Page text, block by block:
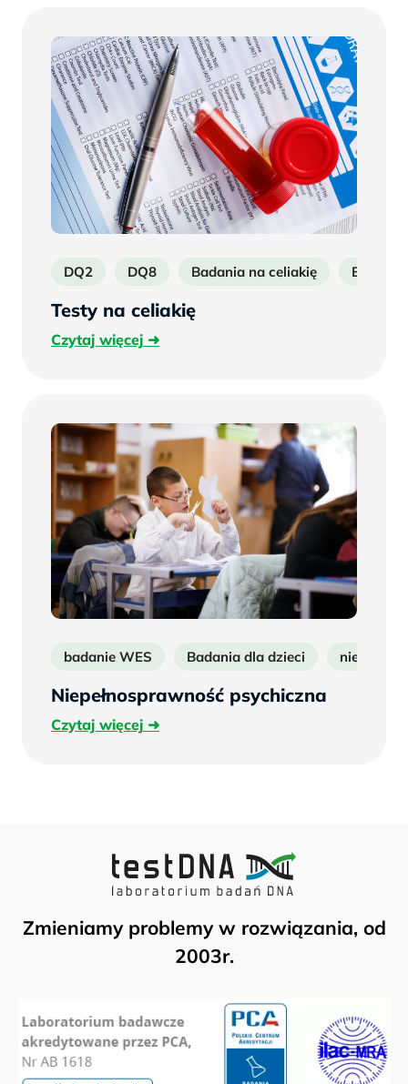
DQ2 DQ8 Badania na celiakię
Testy na celiakię
Czytaj więcejCzytaj
badanie WES Badania dla dzieci
Niepełnosprawność psychiczna
Czytaj więcejCzytaj
Zmieniamy problemy w rozwiązania, od
2003r.